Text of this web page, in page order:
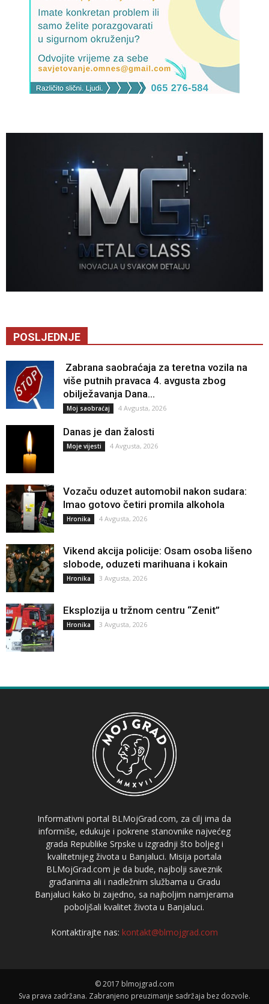
POSLJEDNJE
Zabrana saobraćaja za teretna vozila na
više putnih pravaca 4. avgusta zbog
obilježavanja Dana...
Moj saobraćaj 4 Avgusta, 2026
Danas je dan žalosti
Moje vijesti 4 Avgusta, 2026
Vozaču oduzet automobil nakon sudara:
Imao gotovo četiri promila alkohola
Hronika 4 Avgusta, 2026
Vikend akcija policije: Osam osoba lišeno
slobode, oduzeti marihuana i kokain
Hronika 3 Avgusta, 2026
Eksplozija u tržnom centru “Zenit”
Hronika 3 Avgusta, 2026
Informativni portal BLMojGrad.com, za cilj ima da
informiše, edukuje i pokrene stanovnike najvećeg
grada Republike Srpske u izgradnji što boljeg i
kvalitetnijeg života u Banjaluci. Misija portala
BLMojGrad.com je da bude, najbolji saveznik
građanima ali i nadležnim službama u Gradu
Banjaluci kako bi zajedno, sa najboljim namjerama
poboljšali kvalitet života u Banjaluci.
Kontaktirajte nas: kontakt@blmojgrad.com
© 2017 blmojgrad.com
Sva prava zadržana. Zabranjeno preuzimanje sadržaja bez dozvole.